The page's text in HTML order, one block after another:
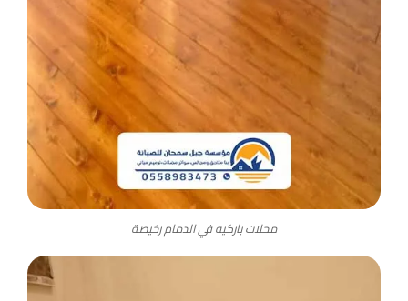
محلات باركيه في الدمام رخيصة